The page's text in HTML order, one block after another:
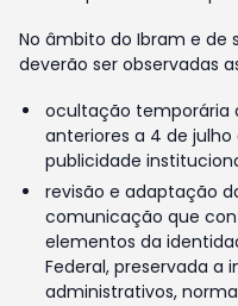
No âmbito do Ibram e de
deverão ser observadas
ocultação temporária
anteriores a 4 de
publicidade
revisão e adaptação
comunicação que
elementos da
Federal, preservada a
administrativos,